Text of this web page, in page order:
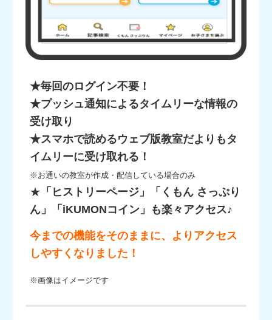
★毎回のログイン不要！
★プッシュ通知によるタイムリーな情報の
受け取り
★スマホで読めるウェブ版教室だよりもタ
イムリーに受け取れる！
※お通いの教室が作成・配信している場合のみ
★ 「ヒストリーページ」「くもん さっぷり
ん」「iKUMONコイン」も楽々アクセス♪
今までの機能をそのままに、よりアクセス
しやすくなりました！
※画像はイメージです